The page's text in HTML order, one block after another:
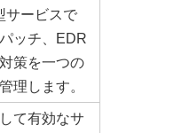
サービスで
ッチ、EDR
策を一つの
理します。
て有効なサ